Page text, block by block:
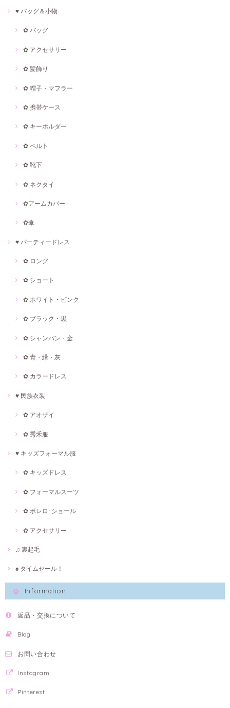
♥ バッグ＆小物
✿ バッグ
✿ アクセサリー
✿ 髪飾り
✿ 帽子・マフラー
✿ 携帯ケース
✿ キーホルダー
✿ ベルト
✿ 靴下
✿ ネクタイ
✿アームカバー
✿傘
♥ パーティードレス
✿ ロング
✿ ショート
✿ ホワイト・ピンク
✿ ブラック・黒
✿ シャンパン・金
✿ 青・緑・灰
✿ カラードレス
♥ 民族衣装
✿ アオザイ
✿ 秀禾服
♥ キッズフォーマル服
✿ キッズドレス
✿ フォーマルスーツ
✿ ボレロ･ショール
✿ アクセサリー
♫ 裏起毛
♠ タイムセール！
Information
返品・交換について
Blog
お問い合わせ
Instagram
Pinterest